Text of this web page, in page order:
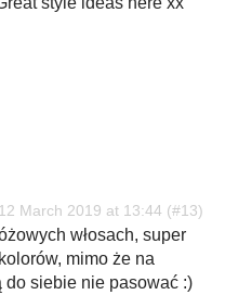
12 March 2019 at 13:44
włosach, super
mimo że na
do siebie nie pasować :)